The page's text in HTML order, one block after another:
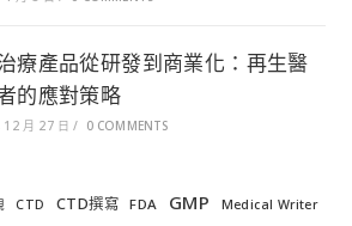
療產品從研發到商業化：再生醫
的應對策略
12 月 27 日 / 0 COMMENTS
CTD CTD撰寫 FDA GMP Medical Writer